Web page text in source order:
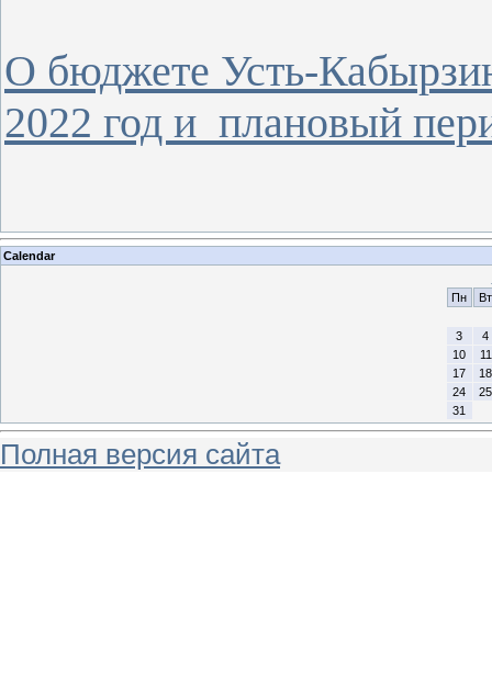
О бюджете Усть-
2022 год и плановый
Calendar
Пн
Вт
3
4
10
11
17
18
24
25
31
Полная версия сайта